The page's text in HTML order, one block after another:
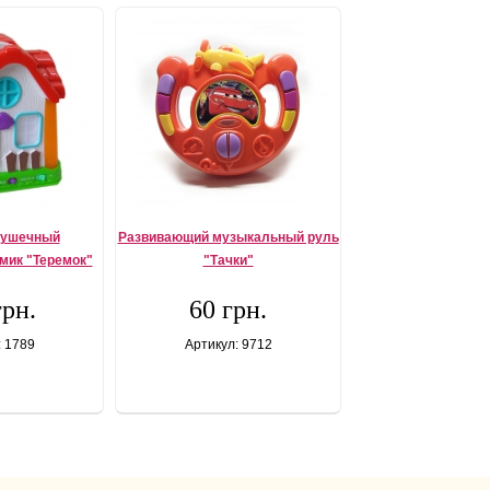
"Теремок"
1789
Развивающий музыкальный руль
"Тачки"
60 грн.
Артикул: 9712